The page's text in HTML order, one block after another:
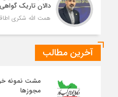
دالان تاریک
همت الله شکری
آخرین مطالب
مشت نمونه
مجوزها